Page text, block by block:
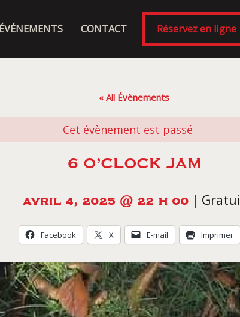
ÉVÉNEMENTS CONTACT Réservez en ligne
« All Évènements
Cet évènement est passé
6 O’CLOCK JAM
AVRIL 4, 2025 @ 22 H 00 |
Facebook X E-mail Imprimer